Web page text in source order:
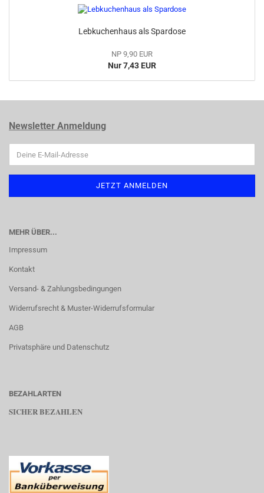
Lebkuchenhaus als Spardose
NP 9,90 EUR
Nur 7,43 EUR
Newsletter Anmeldung
MEHR ÜBER...
Impressum
Kontakt
Versand- & Zahlungsbedingungen
Widerrufsrecht & Muster-Widerrufsformular
AGB
Privatsphäre und Datenschutz
BEZAHLARTEN
SICHER BEZAHLEN